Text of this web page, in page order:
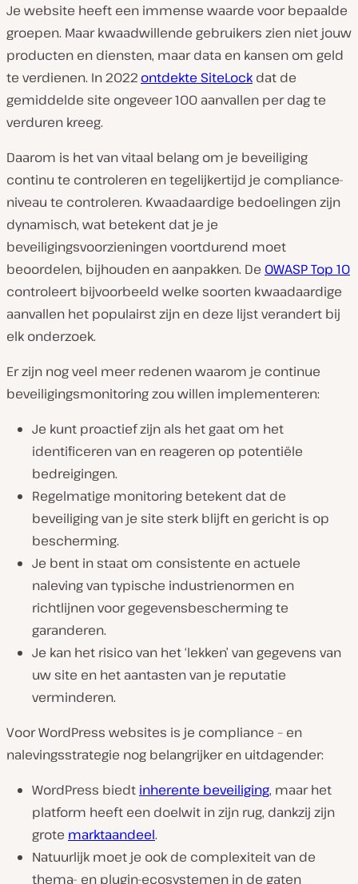
Je website heeft een immense waarde voor bepaalde
groepen. Maar kwaadwillende gebruikers zien niet jouw
producten en diensten, maar data en kansen om geld
te verdienen. In 2022 ontdekte SiteLock dat de
gemiddelde site ongeveer 100 aanvallen per dag te
verduren kreeg.
Daarom is het van vitaal belang om je beveiliging
continu te controleren en tegelijkertijd je compliance-
niveau te controleren. Kwaadaardige bedoelingen zijn
dynamisch, wat betekent dat je je
beveiligingsvoorzieningen voortdurend moet
beoordelen, bijhouden en aanpakken. De OWASP Top 10
controleert bijvoorbeeld welke soorten kwaadaardige
aanvallen het populairst zijn en deze lijst verandert bij
elk onderzoek.
Er zijn nog veel meer redenen waarom je continue
beveiligingsmonitoring zou willen implementeren:
Je kunt proactief zijn als het gaat om het
identificeren van en reageren op potentiële
bedreigingen.
Regelmatige monitoring betekent dat de
beveiliging van je site sterk blijft en gericht is op
bescherming.
Je bent in staat om consistente en actuele
naleving van typische industrienormen en
richtlijnen voor gegevensbescherming te
garanderen.
Je kan het risico van het ‘lekken’ van gegevens van
uw site en het aantasten van je reputatie
verminderen.
Voor WordPress websites is je compliance – en
nalevingsstrategie nog belangrijker en uitdagender:
WordPress biedt inherente beveiliging, maar het
platform heeft een doelwit in zijn rug, dankzij zijn
grote marktaandeel.
Natuurlijk moet je ook de complexiteit van de
thema- en plugin-ecosystemen in de gaten